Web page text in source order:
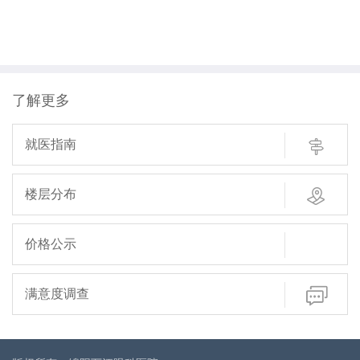
了解更多
就医指南 
楼层分布 
价格公示
满意度调查 